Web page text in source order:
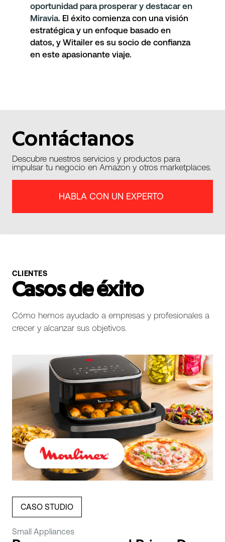
oportunidad para prosperar y destacar en
Miravia. El éxito comienza con una visión
estratégica y un enfoque basado en
datos, y Witailer es su socio de confianza
en este apasionante viaje.
Contáctanos
Descubre nuestros servicios y productos para
impulsar tu negocio en Amazon y otros marketplaces.
HABLA CON UN EXPERTO
CLIENTES
Casos de éxito
Cómo hemos ayudado a empresas y profesionales a
crecer y alcanzar sus objetivos.
CASO STUDIO
Small Appliances